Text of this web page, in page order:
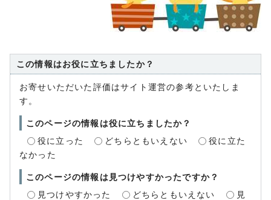
この情報はお役に立ちましたか？
お寄せいただいた評価はサイト運営の参考といたしま
す。
このページの情報は役に立ちましたか？
役に立った
どちらともいえない
役に立た
なかった
このページの情報は見つけやすかったですか？
見つけやすかった
どちらともいえない
見